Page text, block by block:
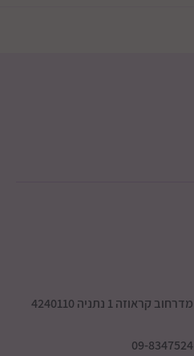
מדרחוב קראוזה 1 נתניה 4240110
09-8347524